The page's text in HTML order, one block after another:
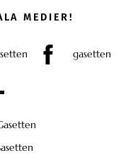
MEDIER!
gasetten